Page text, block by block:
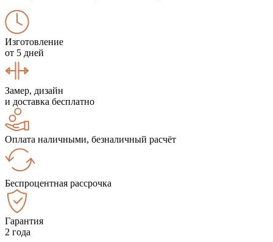
Изготовление
от 5 дней
Замер, дизайн
и доставка бесплатно
Оплата наличными, безналичный расчёт
Беспроцентная рассрочка
Гарантия
2 года